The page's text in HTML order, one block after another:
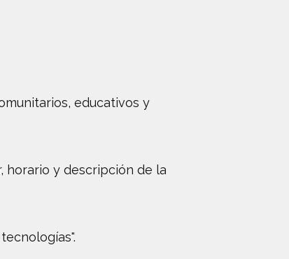
educativos y
horario y descripción de la